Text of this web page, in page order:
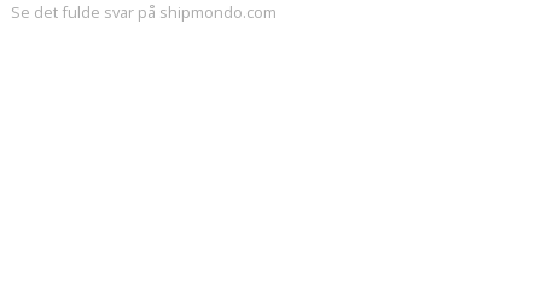
Se det fulde svar på shipmondo.com